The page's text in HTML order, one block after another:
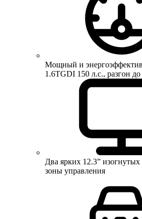
Мощный и
1.6TGDI 150 л.с., разгон
Два ярких 12.3”
зоны управления